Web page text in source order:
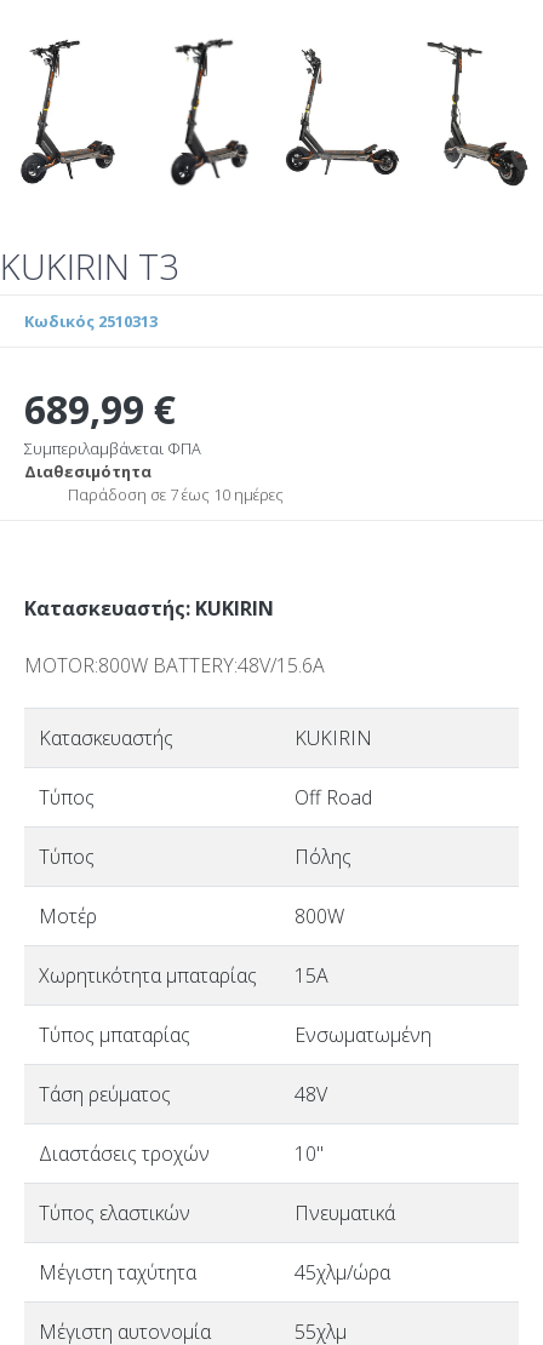
KUKIRIN T3
Κωδικός 2510313
689,99 €
Συμπεριλαμβάνεται ΦΠΑ
Διαθεσιμότητα
Παράδοση σε 7 έως 10 ημέρες
Κατασκευαστής: KUKIRIN
MOTOR:800W BATTERY:48V/15.6A
Κατασκευαστής KUKIRIN
Τύπος Off Road
Τύπος Πόλης
Μοτέρ 800W
Χωρητικότητα μπαταρίας 15A
Τύπος μπαταρίας Ενσωματωμένη
Τάση ρεύματος 48V
Διαστάσεις τροχών 10"
Τύπος ελαστικών Πνευματικά
Μέγιστη ταχύτητα 45χλμ/ώρα
Μέγιστη αυτονομία 55χλμ